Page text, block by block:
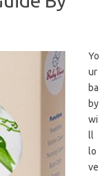
Yo
ur
ba
by
wi
ll
lo
ve